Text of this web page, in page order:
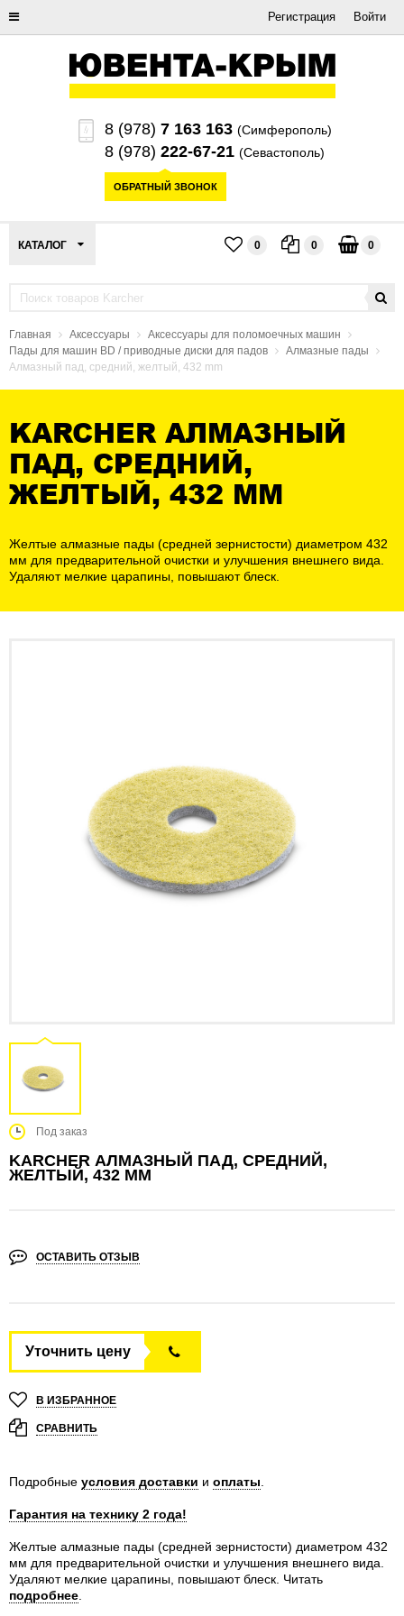
Регистрация Войти
8 (978) 7 163 163 (Симферополь)
8 (978) 222-67-21 (Севастополь)
ОБРАТНЫЙ ЗВОНОК
КАТАЛОГ 0 0 0
Главная Аксессуары
Аксессуары для поломоечных машин
Пады для машин BD / приводные диски для падов
Алмазные пады
Алмазный пад, средний, желтый, 432 mm
KARCHER АЛМАЗНЫЙ
ПАД, СРЕДНИЙ,
ЖЕЛТЫЙ, 432 MM
Желтые алмазные пады (средней зернистости) диаметром 432
мм для предварительной очистки и улучшения внешнего вида.
Удаляют мелкие царапины, повышают блеск.
Под заказ
KARCHER АЛМАЗНЫЙ ПАД, СРЕДНИЙ,
ЖЕЛТЫЙ, 432 MM
ОСТАВИТЬ ОТЗЫВ
Уточнить цену
В ИЗБРАННОЕ
СРАВНИТЬ
Подробные условия доставки и оплаты
Гарантия на технику 2 года!
Желтые алмазные пады (средней зернистости) диаметром 432
мм для предварительной очистки и улучшения внешнего вида.
Удаляют мелкие царапины, повышают блеск. Читать
подробнее